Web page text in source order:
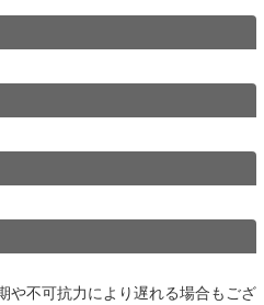
や不可抗力により遅れる場合もござ